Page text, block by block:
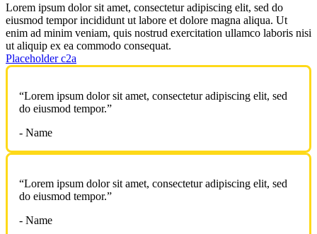
Lorem ipsum dolor sit amet, consectetur adipiscing elit, sed do
eiusmod tempor incididunt ut labore et dolore magna aliqua. Ut
enim ad minim veniam, quis nostrud exercitation ullamco laboris nisi
ut aliquip ex ea commodo consequat.
Placeholder c2a
“Lorem ipsum dolor sit amet, consectetur adipiscing elit, sed
do eiusmod tempor.”
- Name
“Lorem ipsum dolor sit amet, consectetur adipiscing elit, sed
do eiusmod tempor.”
- Name